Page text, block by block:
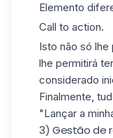
Elemento
Call to action.
Isto não só
lhe permitirá
considerado
Finalmente,
"Lançar a
3) Gestão de